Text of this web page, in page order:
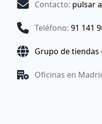
Contacto: pulsar
Teléfono: 91 141
Grupo de tiendas
Oficinas en